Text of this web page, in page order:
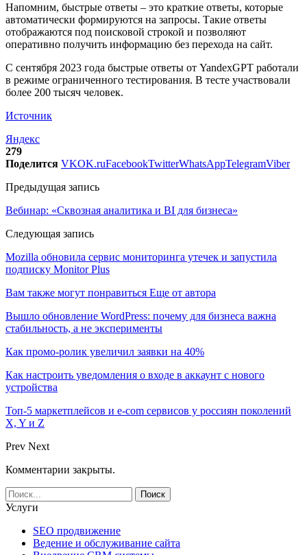
Напомним, быстрые ответы – это краткие ответы, которые
автоматически формируются на запросы. Такие ответы
отображаются под поисковой строкой и позволяют
оперативно получить информацию без перехода на сайт.
С сентября 2023 года быстрые ответы от YandexGPT работали
в режиме ограниченного тестирования. В тесте участвовали
более 200 тысяч человек.
Источник
Яндекс
279
Поделится VKOK.ruFacebookTwitterWhatsAppTelegramViber
Предыдущая запись
Вебинар: «Сквозная аналитика и BI для бизнеса»
Следующая запись
Mozilla обновила сервис мониторинга утечек и запустила
подписку Monitor Plus
Вам также могут понравиться Еще от автора
Вышло обновление WordPress: почему для бизнеса важна
стабильность, а не эксперименты
Как промо-ролик увеличил заявки на 40%
Как настроить уведомления о входе в аккаунт с нового
устройства
Топ-5 маркетплейсов и e-com сервисов у россиян поколений
X, Y и Z
Prev Next
Комментарии закрыты.
Услуги
SEO продвижение
Ведение и обслуживание сайта